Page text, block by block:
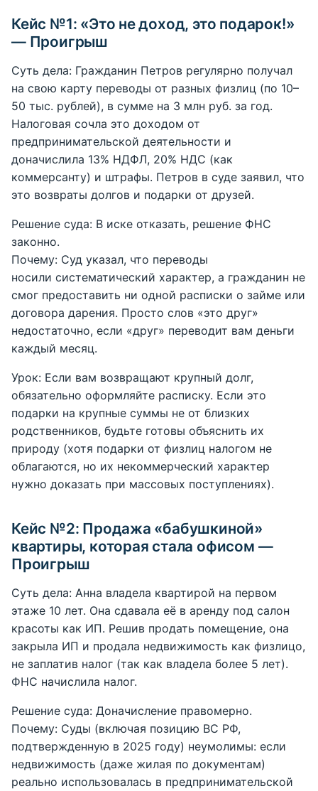
Кейс №1: «Это не доход, это подарок!»
— Проигрыш
Суть дела: Гражданин Петров регулярно получал
на свою карту переводы от разных физлиц (по 10–
50 тыс. рублей), в сумме на 3 млн руб. за год.
Налоговая сочла это доходом от
предпринимательской деятельности и
доначислила 13% НДФЛ, 20% НДС (как
коммерсанту) и штрафы. Петров в суде заявил, что
это возвраты долгов и подарки от друзей.
Решение суда: В иске отказать, решение ФНС
законно.
Почему: Суд указал, что переводы
носили систематический характер, а гражданин не
смог предоставить ни одной расписки о займе или
договора дарения. Просто слов «это друг»
недостаточно, если «друг» переводит вам деньги
каждый месяц.
Урок: Если вам возвращают крупный долг,
обязательно оформляйте расписку. Если это
подарки на крупные суммы не от близких
родственников, будьте готовы объяснить их
природу (хотя подарки от физлиц налогом не
облагаются, но их некоммерческий характер
нужно доказать при массовых поступлениях).
Кейс №2: Продажа «бабушкиной»
квартиры, которая стала офисом —
Проигрыш
Суть дела: Анна владела квартирой на первом
этаже 10 лет. Она сдавала её в аренду под салон
красоты как ИП. Решив продать помещение, она
закрыла ИП и продала недвижимость как физлицо,
не заплатив налог (так как владела более 5 лет).
ФНС начислила налог.
Решение суда: Доначисление правомерно.
Почему: Суды (включая позицию ВС РФ,
подтвержденную в 2025 году) неумолимы: если
недвижимость (даже жилая по документам)
реально использовалась в предпринимательской